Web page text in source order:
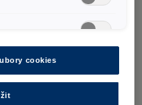
cookies